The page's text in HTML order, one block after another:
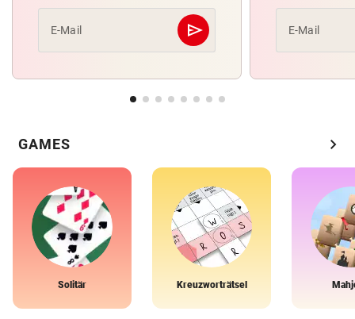
E-Mail send
Abschicken E-Mail
GAMES chevron_right
Solitär Kreuzworträtsel